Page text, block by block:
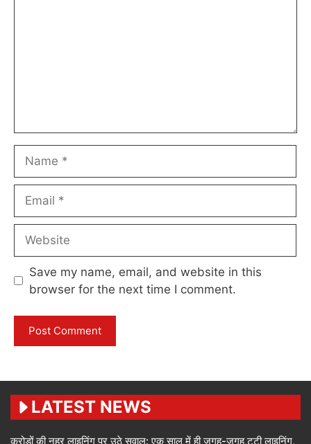
Save my name, email, and website in this
browser for the next time I comment.
LATEST NEWS
करोड़ों की नहर लाइनिंग पर उठे सवाल: एक साल में ही जगह-जगह टूटी लाइनिंग,